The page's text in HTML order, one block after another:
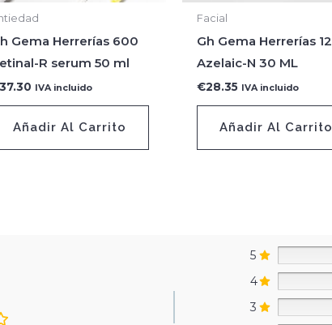
Gema Herrerías 600
R serum 50 ml
37.30 IVA incluido
Añadir Al Carrito
Facial
Gh Gema Herrerías 12
Azelaic-N 30 ML
€28.35 IVA incluido
Añadir Al Carrito
5
4
3